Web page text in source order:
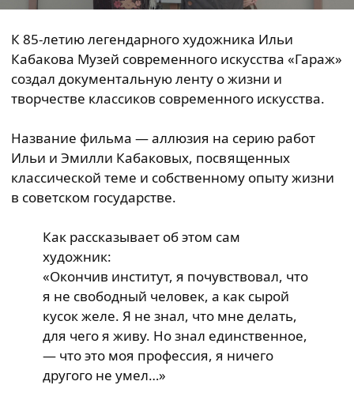
К 85-летию легендарного художника Ильи
Кабакова Музей современного искусства «Гараж»
создал документальную ленту о жизни и
творчестве классиков современного искусства.
Название фильма — аллюзия на серию работ
Ильи и Эмилли Кабаковых, посвященных
классической теме и собственному опыту жизни
в советском государстве.
Как рассказывает об этом сам
художник:
«Окончив институт, я почувствовал, что
я не свободный человек, а как сырой
кусок желе. Я не знал, что мне делать,
для чего я живу. Но знал единственное,
— что это моя профессия, я ничего
другого не умел…»